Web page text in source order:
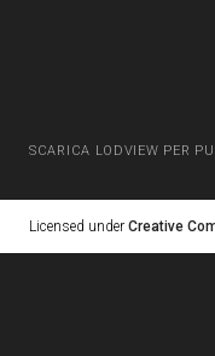
SCARICA LODVIEW PER
Licensed under Creative